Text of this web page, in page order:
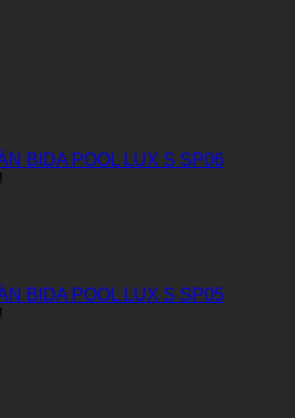
BIDA POOL LUX S SP06
BIDA POOL LUX S SP05